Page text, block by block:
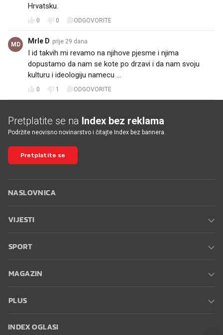
Hrvatsku.
0 0 ODGOVORITE
MD Mrle D prije 29 dana
I id takvih mi revamo na njihove pjesme i njima
dopustamo da nam se kote po drzavi i da nam svoju
kulturu i ideologiju namecu ...
0 1 ODGOVORITE
Pretplatite se na Index bez reklama
Podržite neovisno novinarstvo i čitajte Index bez bannera.
Pretplatite se
NASLOVNICA
VIJESTI
SPORT
MAGAZIN
PLUS
INDEX OGLASI